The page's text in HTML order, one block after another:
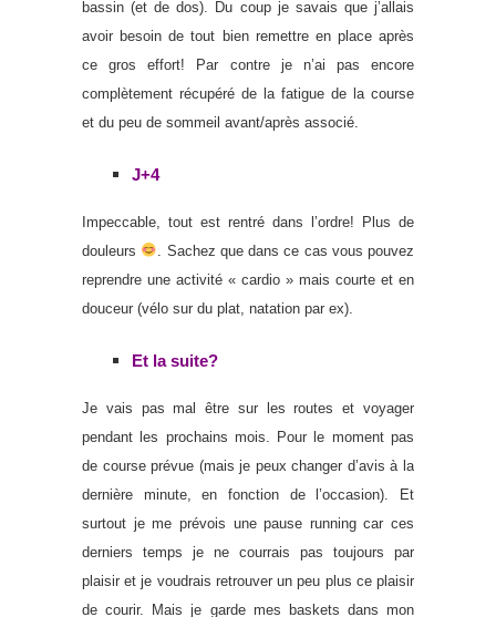
bassin (et de dos). Du coup je savais que j’allais
avoir besoin de tout bien remettre en place après
ce gros effort! Par contre je n’ai pas encore
complètement récupéré de la fatigue de la course
et du peu de sommeil avant/après associé.
J+4
Impeccable, tout est rentré dans l’ordre! Plus de
douleurs
. Sachez que dans ce cas vous pouvez
reprendre une activité « cardio » mais courte et en
douceur (vélo sur du plat, natation par ex).
Et la suite?
Je vais pas mal être sur les routes et voyager
pendant les prochains mois. Pour le moment pas
de course prévue (mais je peux changer d’avis à la
dernière minute, en fonction de l’occasion). Et
surtout je me prévois une pause running car ces
derniers temps je ne courrais pas toujours par
plaisir et je voudrais retrouver un peu plus ce plaisir
de courir. Mais je garde mes baskets dans mon